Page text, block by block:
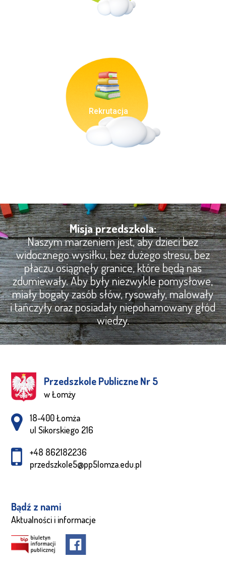
Rekrutacja
Misja przedszkola:
Naszym marzeniem jest, aby dzieci bez
widocznego wysiłku, bez dużego stresu, bez
płaczu osiągnęły granice, które będą nas
zdumiewały. Aby były niezwykle pomysłowe,
miały bogaty zasób słów, rysowały, malowały
i tańczyły oraz posiadały niepohamowany głód
wiedzy.
Przedszkole Publiczne Nr 5
w Łomży
Adres pocztowy:
18-400 Łomża
ul Sikorskiego 216
+48 862182236
przedszkole5@pp5lomza.edu.pl
Bądź z nami
Aktualności i informacje